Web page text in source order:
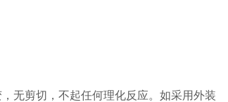
无剪切，不起任何理化反应。如采用外装